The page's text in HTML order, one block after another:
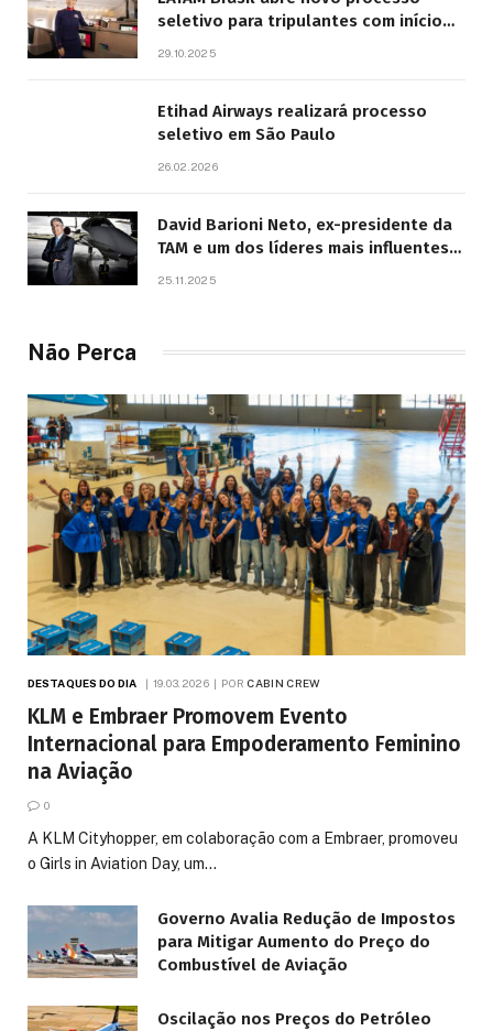
seletivo para tripulantes com início
29.10.2025
Etihad Airways realizará processo
seletivo em São Paulo
26.02.2026
David Barioni Neto, ex-presidente da
TAM e um dos líderes mais influentes
25.11.2025
Não Perca
DESTAQUES DO DIA 19.03.2026 POR CABIN CREW
KLM e Embraer Promovem Evento
Internacional para Empoderamento Feminino
na Aviação
0
A KLM Cityhopper, em colaboração com a Embraer, promoveu
o Girls in Aviation Day, um…
Governo Avalia Redução de Impostos
para Mitigar Aumento do Preço do
Combustível de Aviação
Oscilação nos Preços do Petróleo